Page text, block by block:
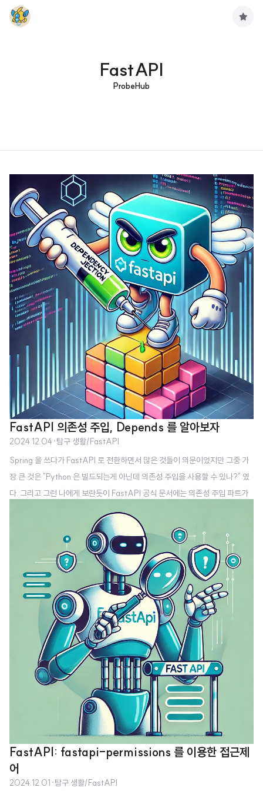
FastAPI
ProbeHub
FastAPI 의존성 주입, Depends 를 알아보자
2024.12.04·탐구 생활/FastAPI
Spring 을 쓰다가 FastAPI 로 전환하면서 많은 것들이 의문이었지만 그중 가
장 큰 것은 "Python 은 빌드되는게 아닌데 의존성 주입을 사용할 수 있나?" 였
다. 그리고 그런 나에게 보란듯이 FastAPI 공식 문서에는 의존성 주입 파트가
있다. 이 글은 공식문서를 정독하고 정리하는 글 정도가 되겠다. 이미 어느정도
Depends 를 알고 있고, Depends 의 내부동작을 파악하고 싶다면 다음 글이
도움이 될 수도 있다.FastAPI 의존성 주입(Dependency Injection) 정리Fas
tAPI는 의존성 주입(Dependency Injection, DI)을 통해 코드의 재사용성,
유지보수성, 테스트 용이성을 향상시킨다. 1. 기본 의존성 주입FastAPI에서 기
본적인 의존성을 정의하..
FastAPI: fastapi-permissions 를 이용한 접근제
어
2024.12.01 ·탐구 생활/FastAPI
구